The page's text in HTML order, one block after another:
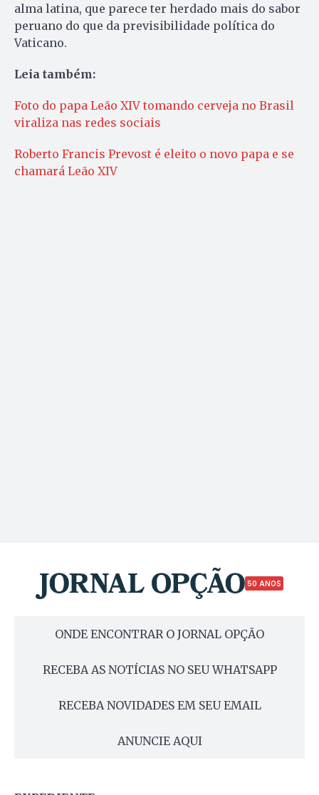
alma latina, que parece ter herdado mais do sabor
peruano do que da previsibilidade política do
Vaticano.
Leia também:
Foto do papa Leão XIV tomando cerveja no Brasil
viraliza nas redes sociais
Roberto Francis Prevost é eleito o novo papa e se
chamará Leão XIV
50 ANOS
ONDE ENCONTRAR O JORNAL OPÇÃO
RECEBA AS NOTÍCIAS NO SEU WHATSAPP
RECEBA NOVIDADES EM SEU EMAIL
ANUNCIE AQUI